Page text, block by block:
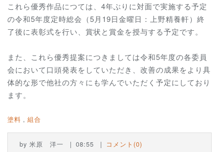
これら優秀作品につては、 4年ぶりに対面で実施する予定
の令和5年度定時総会（5月 19日金曜日：上野精養軒）終
了後に表彰式を行い、賞状と賞金を授与する予定です。
また、これら優秀提案につきましては令和5年度の各委員
会において口頭発表をしていただき、改善の成果をより具
体的な形で他社の方々にも学んでいただく予定にしており
ます。
塗料 組合
by 米原 洋一 08:55 コメント(0)